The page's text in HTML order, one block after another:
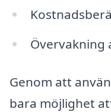
Övervakning
Genom att
bara möjlighet